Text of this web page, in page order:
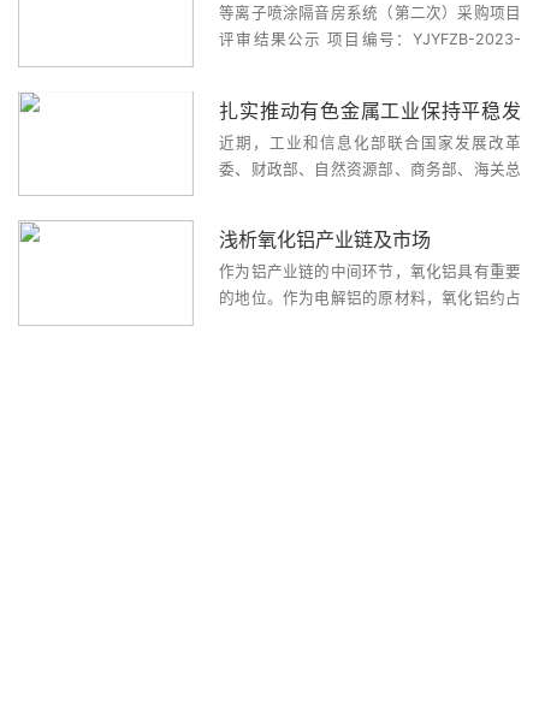
方...
离子喷涂隔音房系统项目（第二
等离子喷涂隔音房系统（第二次）采购项目
评审结果公示 项目编号：YJYFZB-2023-
瓷（安吉）有限公司候选成交供应商：宜兴
市力生环保化工有限公司成交价：16.68万
元 公示时间：2023-8-10——202...
扎实推动有色金属工业保持平稳发
展——《有色金属行业稳增长工作
近期，工业和信息化部联合国家发展改革
委、财政部、自然资源部、商务部、海关总
案》），安排了今明两年的4项工作举措，
对推动产业保持平稳发展，促进产业发展质
量提升...
浅析氧化铝产业链及市场
作为铝产业链的中间环节，氧化铝具有重要
的地位。作为电解铝的原材料，氧化铝约占